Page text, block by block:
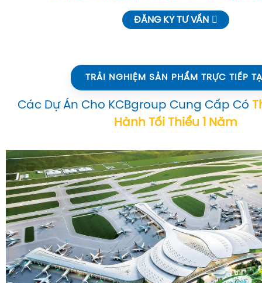
ĐĂNG KÝ TƯ VẤN
TRẢI NGHIỆM SẢN PHẨM TRỰC TIẾP
Các Dự Án Cho KCBgroup Cung Cấp Có
Hành Tối Thiểu 1 Năm